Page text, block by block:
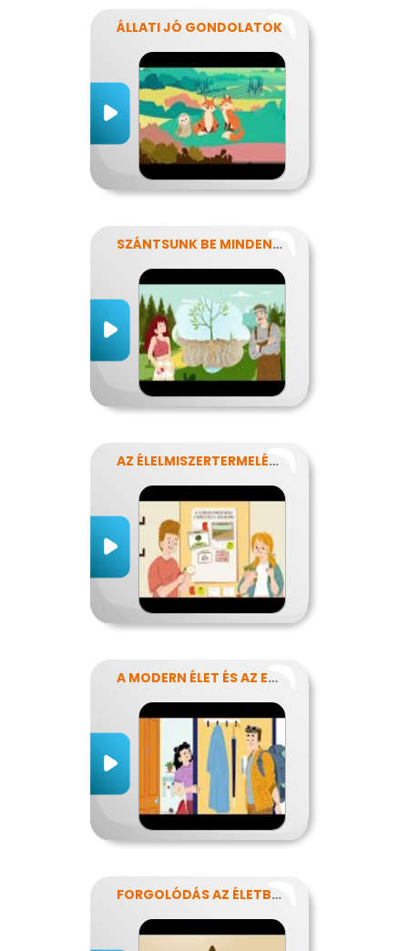
ÁLLATI JÓ GONDOLATOK
SZÁNTSUNK BE MINDENT? FENNTARTHATÓ GAZDÁLKODÁS.
AZ ÉLELMISZERTERMELÉS HATÁSA
A MODERN ÉLET ÉS AZ ENERGIA
FORGOLÓDÁS AZ ÉLETBEN